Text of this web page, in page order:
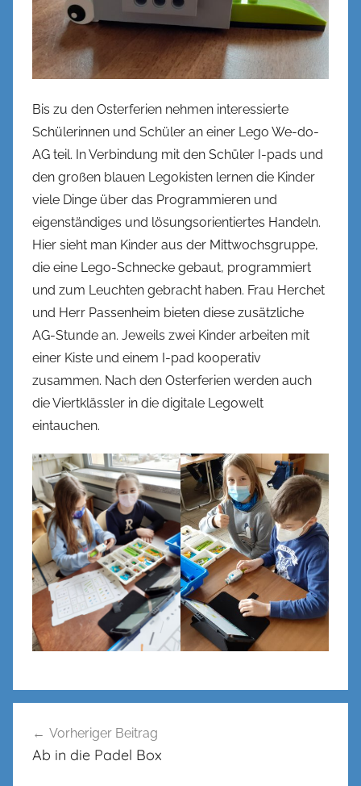
Bis zu den Osterferien nehmen interessierte
Schülerinnen und Schüler an einer Lego We-do-
AG teil. In Verbindung mit den Schüler I-pads und
den großen blauen Legokisten lernen die Kinder
viele Dinge über das Programmieren und
eigenständiges und lösungsorientiertes Handeln.
Hier sieht man Kinder aus der Mittwochsgruppe,
die eine Lego-Schnecke gebaut, programmiert
und zum Leuchten gebracht haben. Frau Herchet
und Herr Passenheim bieten diese zusätzliche
AG-Stunde an. Jeweils zwei Kinder arbeiten mit
einer Kiste und einem I-pad kooperativ
zusammen. Nach den Osterferien werden auch
die Viertklässler in die digitale Legowelt
eintauchen.
Vorheriger Beitrag
Ab in die Padel Box